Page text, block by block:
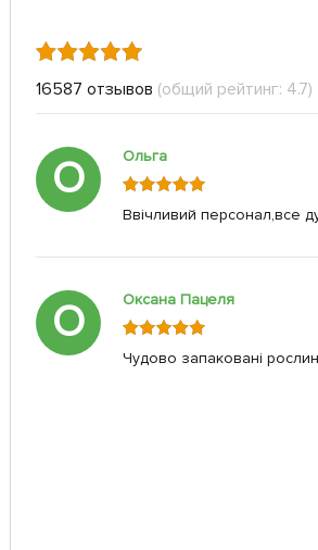
16587 отзывов (общий рейтинг: 4.7)
О Ольга
Ввічливий персонал,все
О Оксана Пацеля
Чудово запаковані